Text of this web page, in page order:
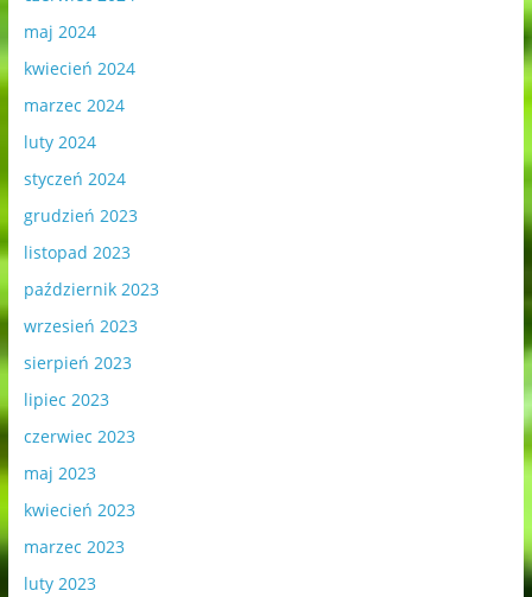
maj 2024
kwiecień 2024
marzec 2024
luty 2024
styczeń 2024
grudzień 2023
listopad 2023
październik 2023
wrzesień 2023
sierpień 2023
lipiec 2023
czerwiec 2023
maj 2023
kwiecień 2023
marzec 2023
luty 2023